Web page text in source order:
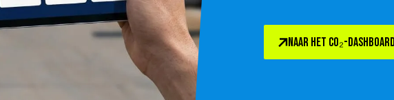
NAAR HET CO₂-